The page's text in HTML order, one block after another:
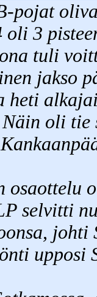
pojat
3
tuli
jakso
oli tie
osaottelu
selvitti